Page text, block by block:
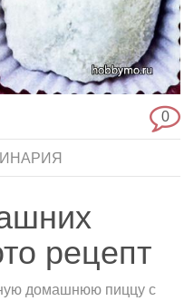
0
рецепт
домашнюю пиццу с